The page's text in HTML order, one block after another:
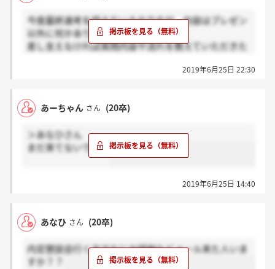
今度最終選考を控えているのですが、内容はプレゼン
以外に何かありましたか？
差し支えなければ質問内容や流れを教えていただきた
2019年6月25日 22:30
あーちゃん さん (20卒)
＞あなひさん
まだ来てないです泣
2019年6月25日 14:40
あなひ さん (20卒)
内定懇談会行く方でなにか詳細などメール来た人いま
すか？？